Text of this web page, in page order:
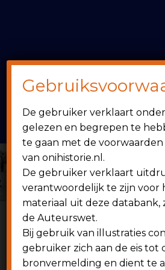
inhoud
sidebar
Rechts
1949 -
6 juni 1949
Wedstrijdverslagen
De gebruiker verklaart
gelezen en begrepen te
te gaan met de
van onihistorie.nl.
De gebruiker verklaart
verantwoordelijk te zijn voor
materiaal uit deze databank,
de Auteurswet.
Bij gebruik van illustraties
gebruiker zich aan de eis tot
bronvermelding en dient te